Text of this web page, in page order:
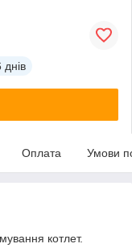
днів
Оплата Умови
котлет.